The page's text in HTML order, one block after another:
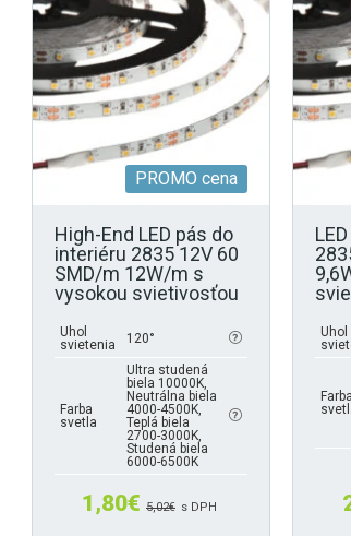
variantov.
Možnosti
si
môžete
vybrať
stránke
si
High-End LED pás do
interiéru 2835 12V 60
SMD/m 12W/m s
vysokou svietivosťou
PROMO cena
Uhol
svietenia
120°
Farba
svetla
Ultra studená
biela 10000K,
Neutrálna biela
4000-4500K,
Teplá biela
2700-3000K,
Studená biela
6000-6500K
1,80€ 5,02€ s DPH
Uhol
Farba